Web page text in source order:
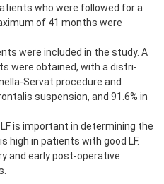
who were followed for a
of 41 months were
were included in the study. A
were obtained, with a distri-
Servat procedure and
suspension, and 91.6% in
LF is important in determining the
high in patients with good LF.
and early post-operative